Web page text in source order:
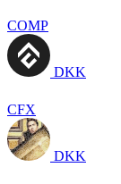
COMP
DKK
CFX
DKK